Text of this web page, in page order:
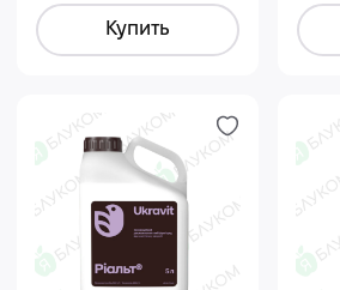
Купить